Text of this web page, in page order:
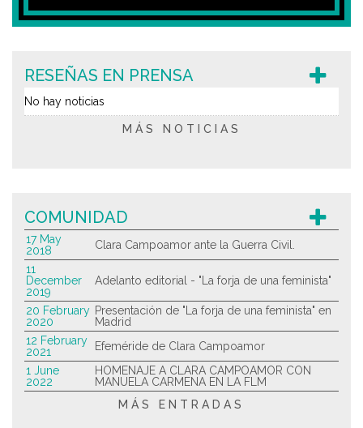
RESEÑAS EN PRENSA
No hay noticias
MÁS NOTICIAS
COMUNIDAD
17 May
2018
Clara Campoamor ante la Guerra Civil.
11
December
2019
Adelanto editorial - "La forja de una feminista"
20 February
2020
Presentación de "La forja de una feminista" en
Madrid
12 February
2021
Efeméride de Clara Campoamor
1 June
2022
HOMENAJE A CLARA CAMPOAMOR CON
MANUELA CARMENA EN LA FLM
MÁS ENTRADAS